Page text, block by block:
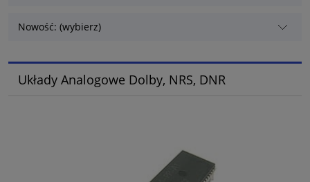
Nowość: (wybierz)
Układy Analogowe Dolby, NRS, DNR